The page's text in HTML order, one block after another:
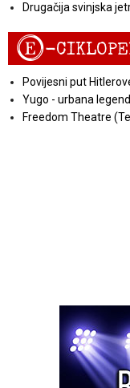
Drugačija svinjska
E-
Povijesni put
Yugo - urbana
Freedom Theatre